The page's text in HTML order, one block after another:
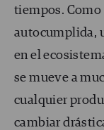
tiempos. Como
autocumplida,
en el
se mueve a
cualquier
cambiar